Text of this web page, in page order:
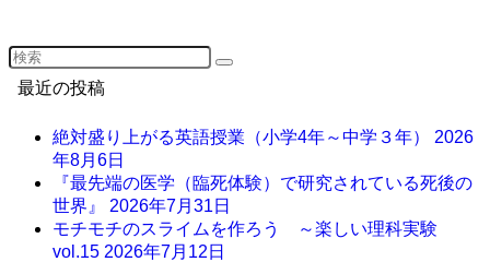
最近の投稿
絶対盛り上がる英語授業（小学4年～中学３年） 2026
年8月6日
『最先端の医学（臨死体験）で研究されている死後の
世界』 2026年7月31日
モチモチのスライムを作ろう ～楽しい理科実験
vol.15 2026年7月12日